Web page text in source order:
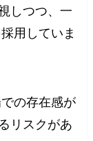
しつつ、一
用していま
の存在感が
リスクがあ